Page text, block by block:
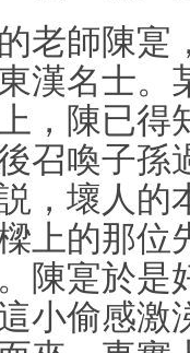
老師陳寔
漢名士。
，陳已得
召喚子孫
説，壞人
上的那位
陳寔於是
小偷感激